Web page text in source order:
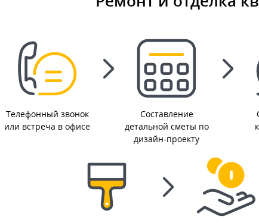
Телефонный звонок
или встреча в офисе
Составление
детальной сметы по
дизайн-проекту